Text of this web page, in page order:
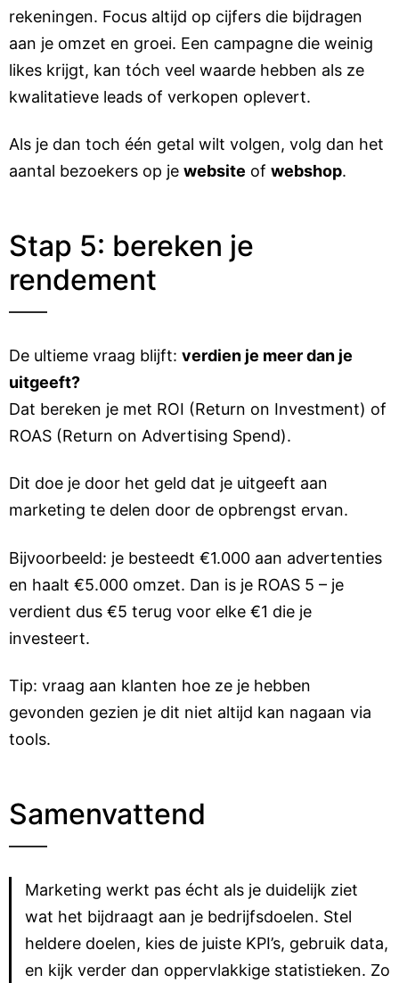
rekeningen. Focus altijd op cijfers die bijdragen
aan je omzet en groei. Een campagne die weinig
likes krijgt, kan tóch veel waarde hebben als ze
kwalitatieve leads of verkopen oplevert.
Als je dan toch één getal wilt volgen, volg dan het
aantal bezoekers op je website of webshop.
Stap 5: bereken je
rendement
De ultieme vraag blijft: verdien je meer dan je
uitgeeft?
Dat bereken je met ROI (Return on Investment) of
ROAS (Return on Advertising Spend).
Dit doe je door het geld dat je uitgeeft aan
marketing te delen door de opbrengst ervan. ​
Bijvoorbeeld: je besteedt €1.000 aan advertenties
en haalt €5.000 omzet. Dan is je ROAS 5 – je
verdient dus €5 terug voor elke €1 die je
investeert.
Tip: vraag aan klanten hoe ze je hebben
gevonden gezien je dit niet altijd kan nagaan via
tools.
Samenvattend
Marketing werkt pas écht als je duidelijk ziet
wat het bijdraagt aan je bedrijfsdoelen. Stel
heldere doelen, kies de juiste KPI’s, gebruik data,
en kijk verder dan oppervlakkige statistieken. Zo